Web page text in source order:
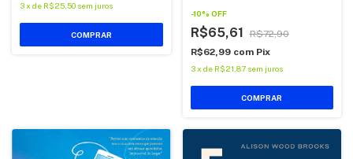
3x de R$25,50 sem juros
COMPRAR
-10% OFF
R$65,61
R$72,90
R$62,99 com Pix
3 x de R$21,87 sem juros
COMPRAR